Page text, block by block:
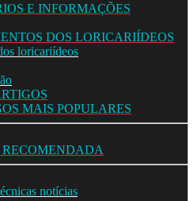
E INFORMAÇÕES
DOS LORICARIÍDEOS
loricariídeos
MAIS POPULARES
notícias